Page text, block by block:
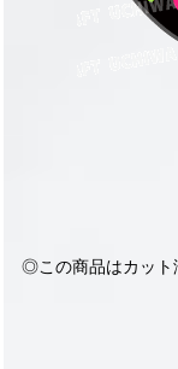
◎この商品はカット